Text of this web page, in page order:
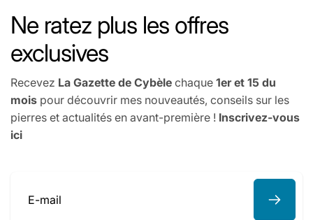
Ne ratez plus les offres
exclusives
Recevez La Gazette de Cybèle chaque 1er et 15 du
mois pour découvrir mes nouveautés, conseils sur les
pierres et actualités en avant-première ! Inscrivez-vous
ici